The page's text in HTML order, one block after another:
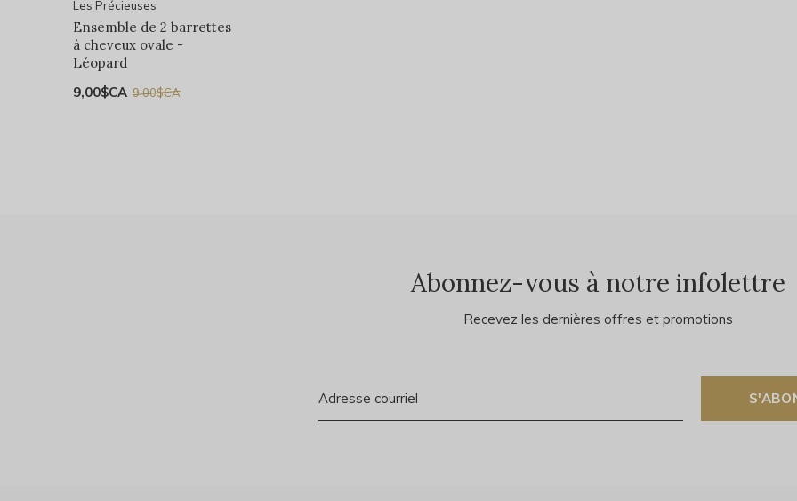
Les Précieuses
Ensemble de 2 barrettes
à cheveux ovale -
Léopard
9,00$CA 9,00$CA
Abonnez-vous à notre infolettre
Recevez les dernières offres et promotions